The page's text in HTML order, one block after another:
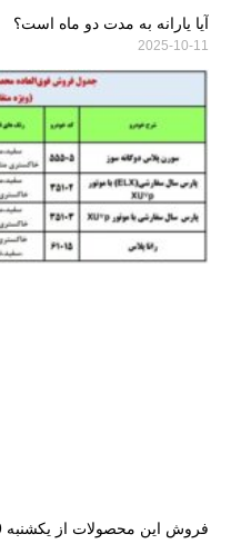
آیا یارانه به مدت دو ماه است؟
2025-10-11
فروش این محصولات از یکشنبه 9 ژانویه +جزئیات